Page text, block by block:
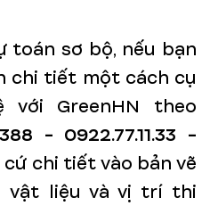
toán sơ bộ, nếu bạn
chi tiết một cách cụ
GreenHN theo
- 0922.77.11.33 -
cứ chi tiết vào bản vẽ
vật liệu và vị trí thi